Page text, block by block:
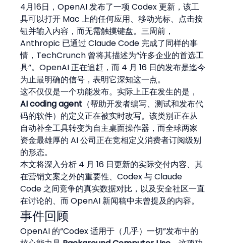
4月16日，OpenAI 发布了一项 Codex 更新，该工
具可以打开 Mac 上的任何应用、移动光标、点击按
钮并输入内容，而无需触摸键盘。三周前，
Anthropic 已通过 Claude Code 完成了同样的事
情，TechCrunch 曾将其描述为“许多企业的首选工
具”。OpenAI 正在追赶，而 4 月 16 日的发布是迄今
为止最明确的信号，表明它深知这一点。
这不仅仅是一个功能发布。实际上正在发生的是，
AI coding agent （帮助开发者编写、测试和发布代
码的软件）的定义正在被实时改写。该类别正在从
自动补全工具转变为自主桌面操作器，而全球两家
资金最雄厚的 AI 公司正在竞相定义消费者订阅级别
的形态。
本文将深入分析 4 月 16 日更新的实际交付内容、其
在营销文案之外的重要性、Codex 与 Claude
Code 之间竞争的真实数据对比，以及安全社区一直
在讨论的、而 OpenAI 新闻稿中未曾提及的内容。
事件回顾
OpenAI 的“Codex 适用于（几乎）一切”发布中的